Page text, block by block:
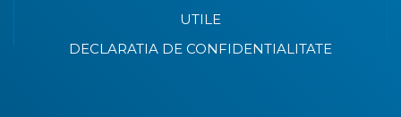
UTILE
DECLARATIA DE CONFIDENTIALITATE